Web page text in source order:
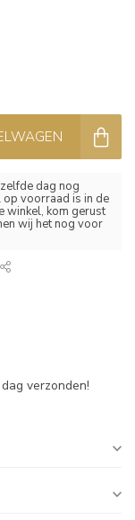
dag nog
op voorraad is in de
winkel, kom gerust
wij het nog voor
verzonden!